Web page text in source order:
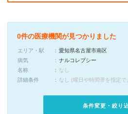
0件の医療機関が見つかりました
エリア・駅
愛知県名古屋市南区
病気
ナルコレプシー
名称
なし
詳細条件
なし (曜日や時間帯を指定で
条件変更・絞り